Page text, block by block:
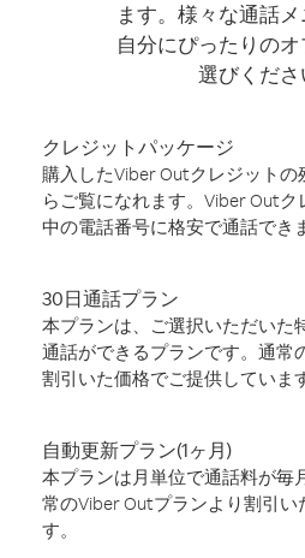
ます。様々な通話メ
自分にぴったりの
選びくださ
クレジットパッケージ
購入したViber Outクレジット
らご覧になれます。Viber Out
中の電話番号に格安で通話でき
30日通話プラン
本プランは、ご選択いただいた
通話ができるプランです。通常
割引いた価格でご提供していま
自動更新プラン(1ヶ月)
本プランは月単位で通話料が毎
常のViber Outプランより割引い
す。